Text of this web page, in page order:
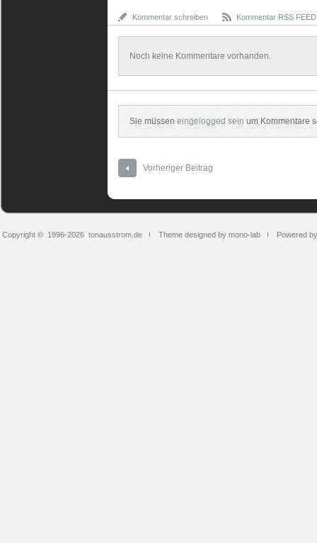
Kommentar schreiben Kommentar RSS FEED
Noch keine Kommentare vorhanden.
Sie müsseneingelogged seinum Kommentare
Vorheriger Beitrag
Copyright © 1996-2026 tonausstrom.de Theme designed by mono-lab Powered